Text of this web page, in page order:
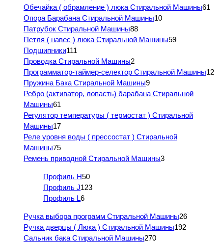
Обечайка ( обрамление ) люка Стиральной Машины61
Опора Барабана Стиральной Машины10
Патрубок Стиральной Машины88
Петля ( навес ) люка Стиральной Машины59
Подшипники111
Проводка Стиральной Машины2
Программатор-таймер-селектор Стиральной Машины12
Пружина Бака Стиральной Машины9
Ребро (активатор, лопасть) барабана Стиральной
Машины61
Регулятор температуры ( термостат ) Стиральной
Машины17
Реле уровня воды ( прессостат ) Стиральной
Машины75
Ремень приводной Стиральной Машины3
Профиль H50
Профиль J123
Профиль L6
Ручка выбора программ Стиральной Машины26
Ручка дверцы ( Люка ) Стиральной Машины192
Сальник бака Стиральной Машины270